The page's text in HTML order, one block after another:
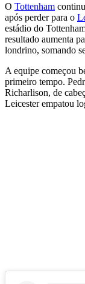
O Tottenham
após perder para o
estádio do
resultado aumenta
londrino, somando
A equipe começou
primeiro tempo.
Richarlison, de
Leicester empatou